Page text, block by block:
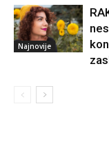
Najnovije